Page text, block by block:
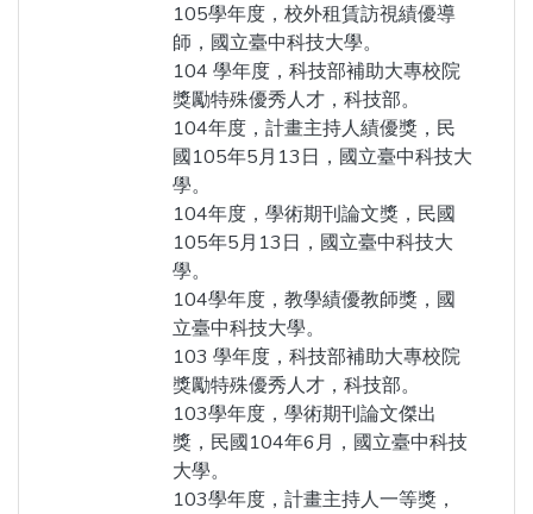
105學年度，校外租賃訪視績優導
師，國立臺中科技大學。
104 學年度，科技部補助大專校院
獎勵特殊優秀人才，科技部。
104年度，計畫主持人績優獎，民
國105年5月13日，國立臺中科技大
學。
104年度，學術期刊論文獎，民國
105年5月13日，國立臺中科技大
學。
104學年度，教學績優教師獎，國
立臺中科技大學。
103 學年度，科技部補助大專校院
獎勵特殊優秀人才，科技部。
103學年度，學術期刊論文傑出
獎，民國104年6月，國立臺中科技
大學。
103學年度，計畫主持人一等獎，